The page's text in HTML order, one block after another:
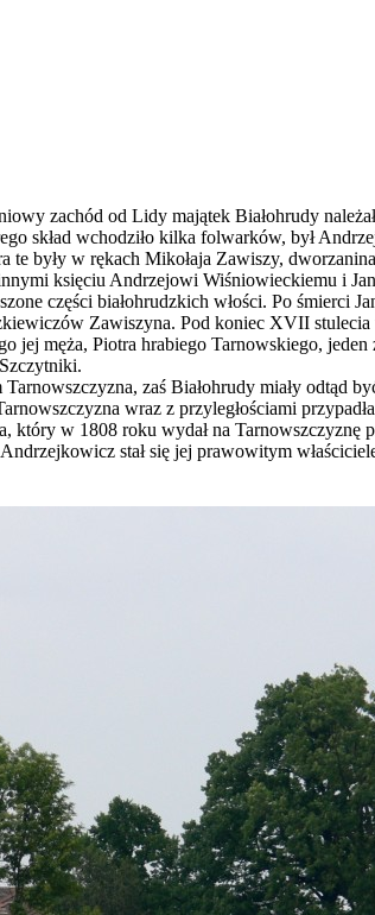
zachód od Lidy majątek Białohrudy
skład wchodziło kilka folwarków, był
były w rękach Mikołaja Zawiszy,
księciu Andrzejowi Wiśniowieckiemu i
części białohrudzkich włości. Po śmierci
Zawiszyna. Pod koniec XVII
jej męża, Piotra hrabiego Tarnowskiego,
zaś Białohrudy miały
wraz z przyległościami
który w 1808 roku wydał na
stał się jej prawowitym